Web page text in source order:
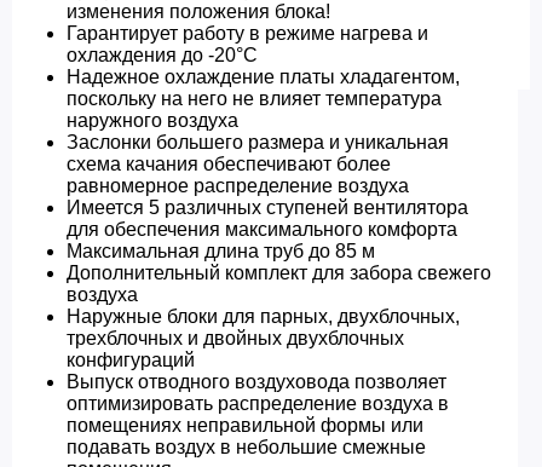
изменения положения блока!
Гарантирует работу в режиме нагрева и
охлаждения до -20°C
Надежное охлаждение платы хладагентом,
поскольку на него не влияет температура
наружного воздуха
Заслонки большего размера и уникальная
схема качания обеспечивают более
равномерное распределение воздуха
Имеется 5 различных ступеней вентилятора
для обеспечения максимального комфорта
Максимальная длина труб до 85 м
Дополнительный комплект для забора свежего
воздуха
Наружные блоки для парных, двухблочных,
трехблочных и двойных двухблочных
конфигураций
Выпуск отводного воздуховода позволяет
оптимизировать распределение воздуха в
помещениях неправильной формы или
подавать воздух в небольшие смежные